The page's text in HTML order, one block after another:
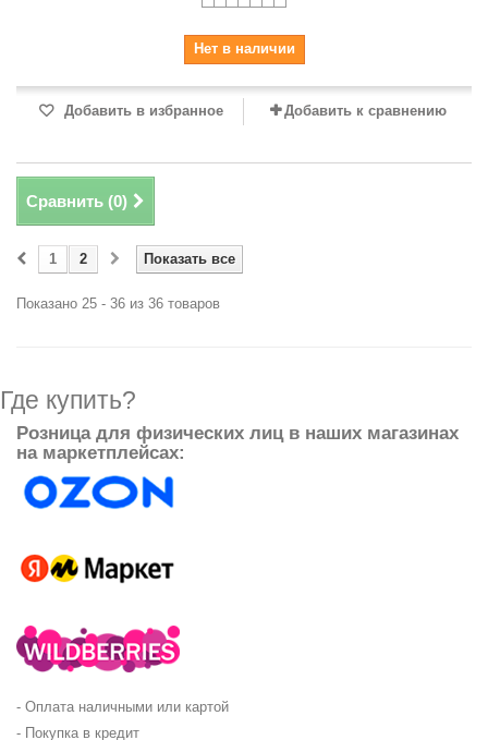
Нет в наличии
Добавить в избранное Добавить к сравнению
Сравнить (0)
Показать все
1 2
Показано 25 - 36 из 36 товаров
Где купить?
Розница для физических лиц в наших магазинах
на маркетплейсах:
- Оплата наличными или картой
- Покупка в кредит